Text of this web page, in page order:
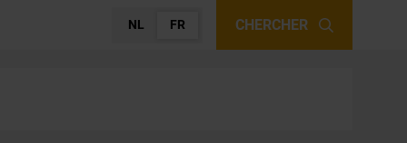
NL FR CHERCHER